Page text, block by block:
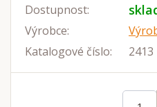
Dostupnost:
Výrobce:
Katalogové číslo:
2413